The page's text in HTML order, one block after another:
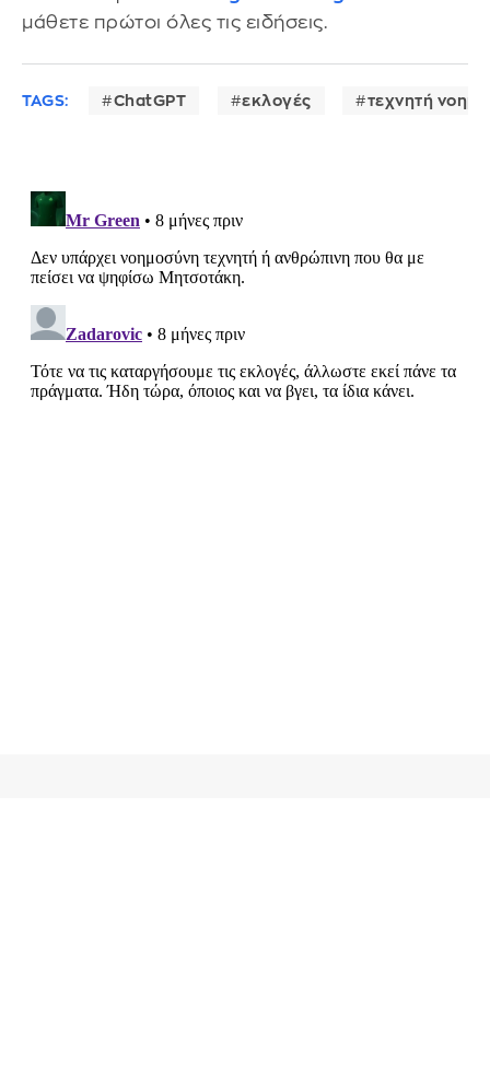
μάθετε πρώτοι όλες τις ειδήσεις.
TAGS: ChatGPT εκλογές τεχνητή